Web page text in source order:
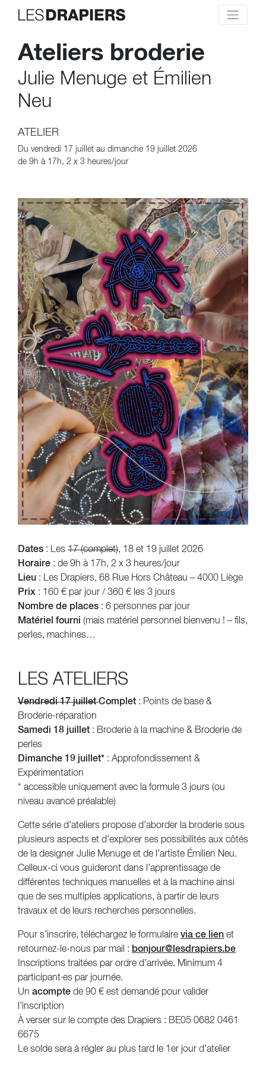
Ateliers broderie
Julie Menuge et Émilien
Neu
ATELIER
Du vendredi 17 juillet au dimanche 19 juillet 2026
de 9h à 17h, 2 x 3 heures/jour
Dates : Les 17 (complet), 18 et 19 juillet 2026
Horaire : de 9h à 17h, 2 x 3 heures/jour
Lieu : Les Drapiers, 68 Rue Hors Château – 4000 Liège
Prix : 160 € par jour / 360 € les 3 jours
Nombre de places : 6 personnes par jour
Matériel fourni (mais matériel personnel bienvenu ! – fils,
perles, machines…
LES ATELIERS
Vendredi 17 juilletComplet : Points de base &
Broderie-réparation
Samedi 18 juillet : Broderie à la machine & Broderie de
perles
Dimanche 19 juillet* : Approfondissement &
Expérimentation
* accessible uniquement avec la formule 3 jours (ou
niveau avancé préalable)
Cette série d’ateliers propose d’aborder la broderie sous
plusieurs aspects et d’explorer ses possibilités aux côtés
de la designer Julie Menuge et de l’artiste Émilien Neu.
Celleux-ci vous guideront dans l’apprentissage de
différentes techniques manuelles et à la machine ainsi
que de ses multiples applications, à partir de leurs
travaux et de leurs recherches personnelles.
Pour s’inscrire, téléchargez le formulaire via ce lien et
retournez-le-nous par mail : bonjour@lesdrapiers.be
Inscriptions traitées par ordre d’arrivée. Minimum 4
participant·es par journée.
Un acompte de 90 € est demandé pour valider
l’inscription
À verser sur le compte des Drapiers : BE05 0682 0461
6675
Le solde sera à régler au plus tard le 1er jour d’atelier